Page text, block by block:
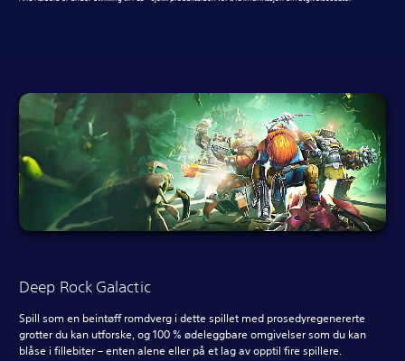
Deep Rock Galactic
Spill som en beintøff romdverg i dette spillet med prosedyregenererte
grotter du kan utforske, og 100 % ødeleggbare omgivelser som du kan
blåse i fillebiter – enten alene eller på et lag av opptil fire spillere.